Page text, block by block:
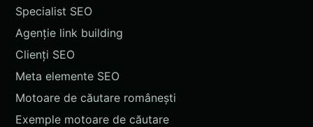
Specialist SEO
Agenție link building
Clienți SEO
Meta elemente SEO
Motoare de căutare românești
Exemple motoare de căutare